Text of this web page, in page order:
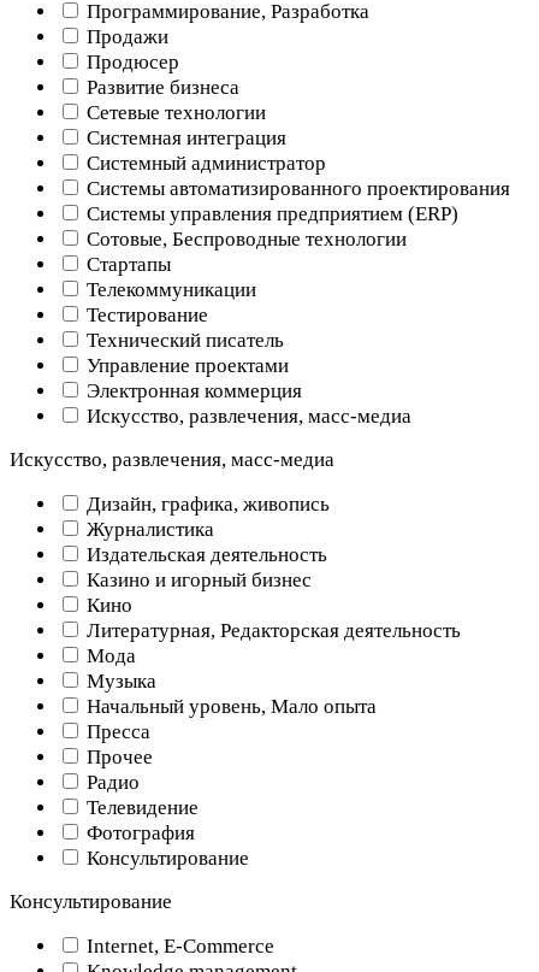
Программирование, Разработка
Продажи
Продюсер
Развитие бизнеса
Сетевые технологии
Системная интеграция
Системный администратор
Системы автоматизированного проектирования
Системы управления предприятием (ERP)
Сотовые, Беспроводные технологии
Стартапы
Телекоммуникации
Тестирование
Технический писатель
Управление проектами
Электронная коммерция
Искусство, развлечения, масс-медиа
Искусство, развлечения, масс-медиа
Дизайн, графика, живопись
Журналистика
Издательская деятельность
Казино и игорный бизнес
Кино
Литературная, Редакторская деятельность
Мода
Музыка
Начальный уровень, Мало опыта
Пресса
Прочее
Радио
Телевидение
Фотография
Консультирование
Консультирование
Internet, E-Commerce